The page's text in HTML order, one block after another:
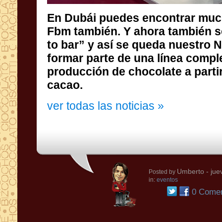
En Dubái puedes encontrar
Fbm también. Y ahora también se
to bar” y así se queda nuestro
formar parte de una línea
producción de chocolate a
cacao.
ver todas las noticias »
Posted by Umberto -
in: eventos
0